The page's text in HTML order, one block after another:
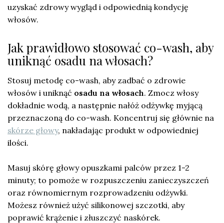
uzyskać zdrowy wygląd i odpowiednią kondycję
włosów.
Jak prawidłowo stosować co-wash, aby
uniknąć osadu na włosach?
Stosuj metodę co-wash, aby zadbać o zdrowie
włosów i uniknąć osadu na włosach. Zmocz włosy
dokładnie wodą, a następnie nałóż odżywkę myjącą
przeznaczoną do co-wash. Koncentruj się głównie na
skórze głowy, nakładając produkt w odpowiedniej
ilości.
Masuj skórę głowy opuszkami palców przez 1-2
minuty; to pomoże w rozpuszczeniu zanieczyszczeń
oraz równomiernym rozprowadzeniu odżywki.
Możesz również użyć silikonowej szczotki, aby
poprawić krążenie i złuszczyć naskórek.